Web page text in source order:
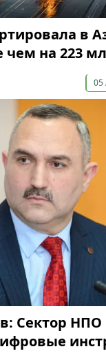
в
чем на 223
05
Сектор